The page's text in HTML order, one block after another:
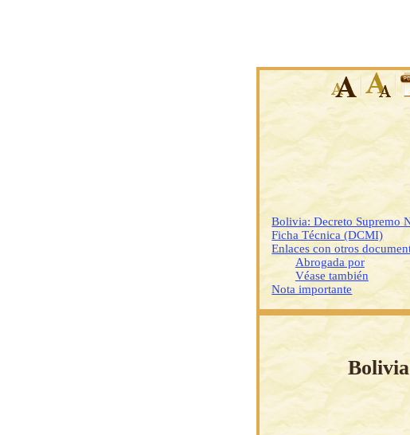
Bolivia: Decreto Supremo
Ficha Técnica (DCMI)
Enlaces con otros
Abrogada por
Véase también
Nota importante